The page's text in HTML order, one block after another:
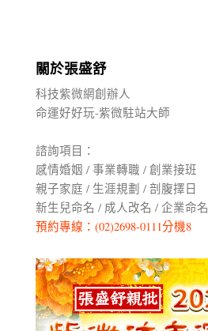
關於張盛舒
科技紫微網創辦人
命運好好玩-紫微駐站大師
諮詢項目：
感情婚姻 / 事業轉職 / 創業接班
親子家庭 / 生涯規劃 / 剖腹擇日
新生兒命名 / 成人改名 / 企業命名
預約專線：(02)2698-0111分機8